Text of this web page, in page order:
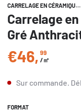
CARRELAGE EN CÉRAMIQUE
Carrelage
Gré
Prix régulier
€46, 99
/㎡
Sur commande.
FORMAT